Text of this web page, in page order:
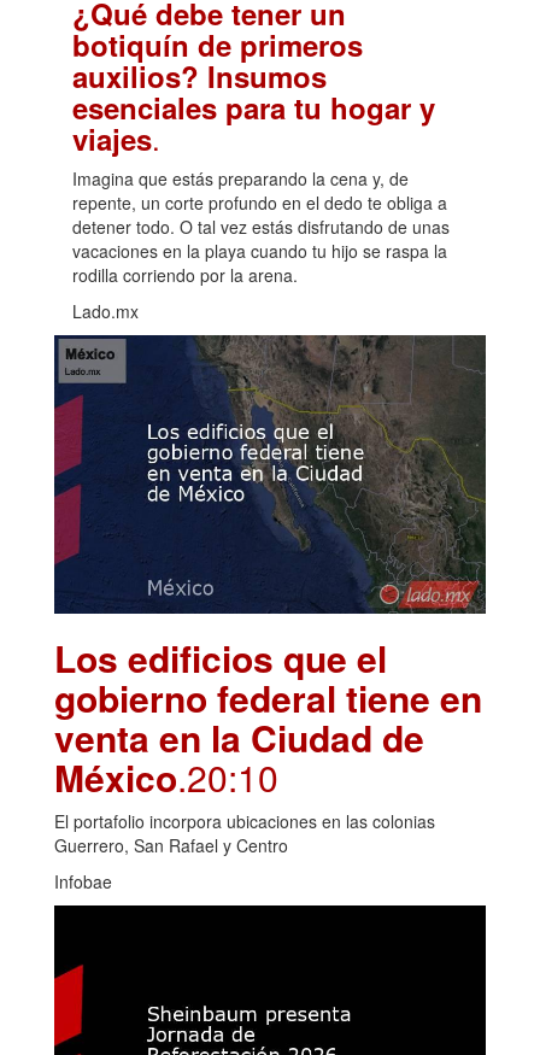
¿Qué debe tener un
botiquín de primeros
auxilios? Insumos
esenciales para tu hogar y
viajes.
Imagina que estás preparando la cena y, de
repente, un corte profundo en el dedo te obliga a
detener todo. O tal vez estás disfrutando de unas
vacaciones en la playa cuando tu hijo se raspa la
rodilla corriendo por la arena.
Lado.mx
Los edificios que el
gobierno federal tiene en
venta en la Ciudad de
México.20:10
El portafolio incorpora ubicaciones en las colonias
Guerrero, San Rafael y Centro
Infobae